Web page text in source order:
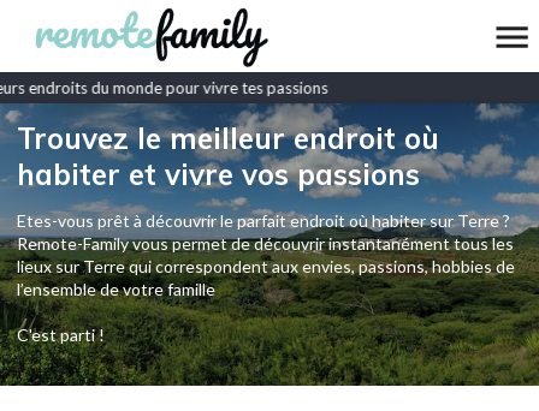
endroits du monde pour vivre tes passions
Trouvez le meilleur endroit où
habiter et vivre vos passions
Etes-vous prêt à découvrir le parfait endroit où habiter sur Terre ?
Remote-Family vous permet de découvrir instantanément tous les
lieux sur Terre qui correspondent aux envies, passions, hobbies de
l’ensemble de votre famille
C'est parti !